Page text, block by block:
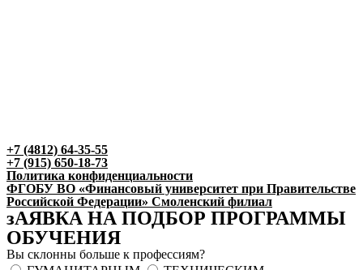
+7 (4812) 64-35-55
+7 (915) 650-18-73
Политика конфиденциальности
ФГОБУ ВО «Финансовый университет при Правительстве
Российской Федерации» Смоленский филиал
зАЯВКА НА ПОДБОР ПРОГРАММЫ
ОБУЧЕНИЯ
Вы склонны больше к профессиям?